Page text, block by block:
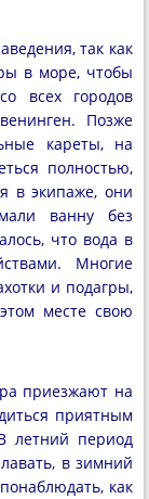
так как
в море, чтобы
всех городов
Позже
кареты, на
полностью,
в экипаже, они
ванну без
что вода в
Многие
и подагры,
месте свою
приезжают на
приятным
летний период
в зимний
как